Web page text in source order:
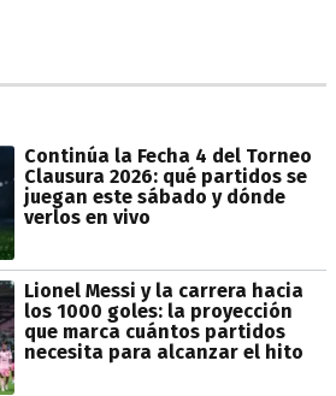
Continúa la Fecha 4 del Torneo
Clausura 2026: qué partidos se
juegan este sábado y dónde
verlos en vivo
Lionel Messi y la carrera hacia
los 1000 goles: la proyección
que marca cuántos partidos
necesita para alcanzar el hito